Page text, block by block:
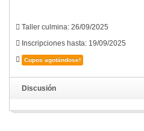
Taller culmina: 26/09/2025
Inscripciones hasta: 19/09/2025
Cupos agotándose!
Discusión